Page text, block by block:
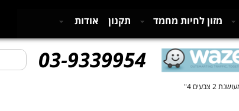
מזון לחיות מחמד תקנון אודות
03-9339954
צבעים 4"